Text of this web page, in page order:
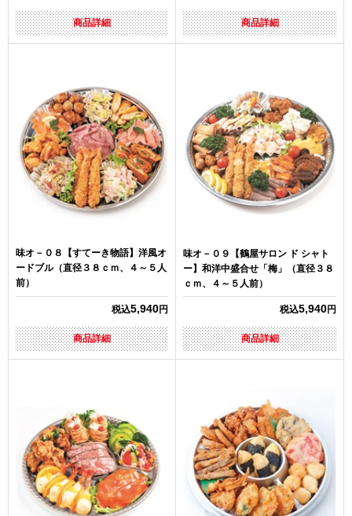
商品詳細 商品詳細
味オ－０８【すてーき物語】洋風オ
ードブル（直径３８ｃｍ、４～５人
前）
税込5,940円
商品詳細
味オ－０９【鶴屋サロン ド シャト
ー】和洋中盛合せ「梅」（直径３８
ｃｍ、４～５人前）
税込5,940円
商品詳細